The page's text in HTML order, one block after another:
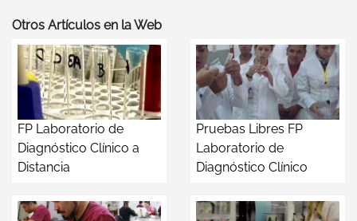
Otros Artículos en la Web
FP Laboratorio de
Diagnóstico Clínico a
Distancia
Pruebas Libres FP
Laboratorio de
Diagnóstico Clínico